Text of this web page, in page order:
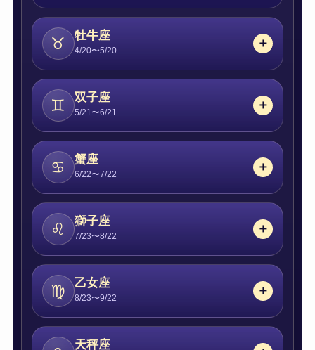
♉ 牡牛座
4/20〜5/20
♊ 双子座
5/21〜6/21
♋ 蟹座
6/22〜7/22
♌ 獅子座
7/23〜8/22
♍ 乙女座
8/23〜9/22
天秤座